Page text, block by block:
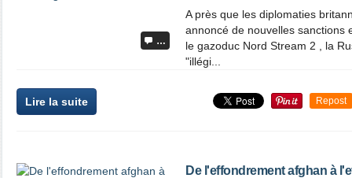
…
A près que les diplomaties
annoncé de nouvelles sanctions
le gazoduc Nord Stream 2 , la
"illégi...
Lire la suite Repost
De l'effondrement afghan à